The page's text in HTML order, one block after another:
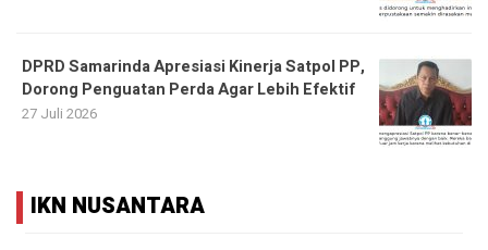
DPRD Samarinda Apresiasi Kinerja Satpol PP,
Dorong Penguatan Perda Agar Lebih Efektif
27 Juli 2026
IKN NUSANTARA